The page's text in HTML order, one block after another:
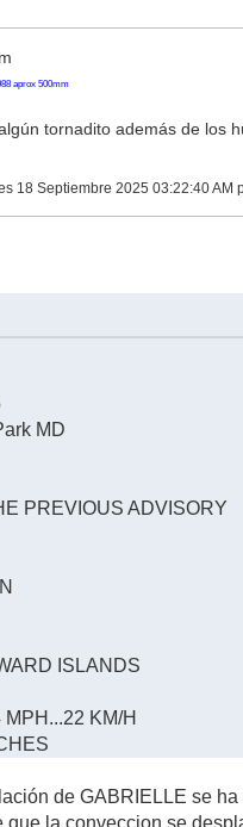
aprox 500mm
tornadito además de los
18 Septiembre 2025 03:22:40 AM
MD
PREVIOUS ADVISORY
ISLANDS
KM/H
de GABRIELLE se
la conveccion se